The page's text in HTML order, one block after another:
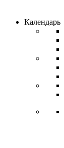
Календарь